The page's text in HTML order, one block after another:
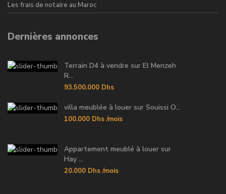
Les frais de notaire au Maroc
Dernières annonces
Terrain D4 à vendre sur El Menzeh
R...
93.500.000 Dhs
villa meublée à louer sur Souissi O...
100.000 Dhs /mois
Appartement meublé à louer sur
Hay ...
20.000 Dhs /mois